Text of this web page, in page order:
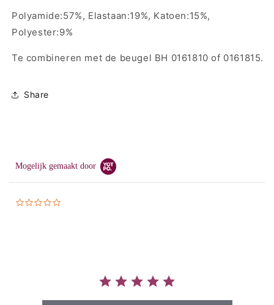
Polyamide:57%, Elastaan:19%, Katoen:15%,
Polyester:9%
Te combineren met de beugel BH 0161810 of 0161815.
Share
Mogelijk gemaakt door